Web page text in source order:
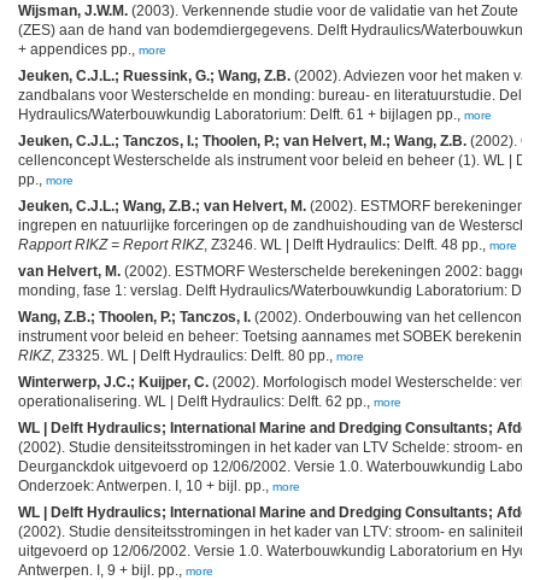
Wijsman, J.W.M. (2003). Verkennende studie voor de validatie van het Zoute
(ZES) aan de hand van bodemdiergegevens. Delft Hydraulics/
+ appendices pp., more
Jeuken, C.J.L.; Ruessink, G.; Wang, Z.B. (2002). Adviezen voor het maken
zandbalans voor Westerschelde en monding: bureau- en literatuurstudie. Delft
Hydraulics/Waterbouwkundig Laboratorium: Delft. 61 + bijlagen pp., more
Jeuken, C.J.L.; Tanczos, I.; Thoolen, P.; van Helvert, M.; Wang, Z.B. (2002).
cellenconcept Westerschelde als instrument voor beleid en beheer (1). WL |
pp., more
Jeuken, C.J.L.; Wang, Z.B.; van Helvert, M. (2002). ESTMORF berekeningen
ingrepen en natuurlijke forceringen op de zandhuishouding van de
Rapport RIKZ = Report RIKZ, Z3246. WL | Delft Hydraulics: Delft. 48 pp., more
van Helvert, M. (2002). ESTMORF Westerschelde berekeningen 2002:
monding, fase 1: verslag. Delft Hydraulics/Waterbouwkundig Laboratorium:
Wang, Z.B.; Thoolen, P.; Tanczos, I. (2002). Onderbouwing van het
instrument voor beleid en beheer: Toetsing aannames met SOBEK
RIKZ, Z3325. WL | Delft Hydraulics: Delft. 80 pp., more
Winterwerp, J.C.; Kuijper, C. (2002). Morfologisch model Westerschelde:
operationalisering. WL | Delft Hydraulics: Delft. 62 pp., more
WL | Delft Hydraulics; International Marine and Dredging Consultants;
(2002). Studie densiteitsstromingen in het kader van LTV Schelde: stroom- en
Deurganckdok uitgevoerd op 12/06/2002. Versie 1.0. Waterbouwkundig
Onderzoek: Antwerpen. I, 10 + bijl. pp., more
WL | Delft Hydraulics; International Marine and Dredging Consultants;
(2002). Studie densiteitsstromingen in het kader van LTV: stroom- en
uitgevoerd op 12/06/2002. Versie 1.0. Waterbouwkundig Laboratorium en
Antwerpen. I, 9 + bijl. pp., more